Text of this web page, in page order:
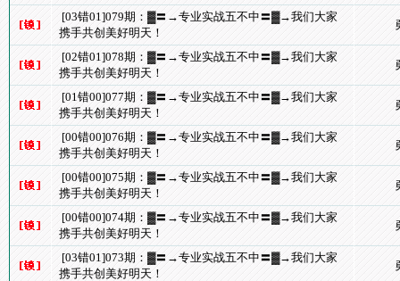
[03错01]079期：▓〓→专业实战五不中〓▓→我们大家
携手共创美好明天！
[02错01]078期：▓〓→专业实战五不中〓▓→我们大家
携手共创美好明天！
[01错00]077期：▓〓→专业实战五不中〓▓→我们大家
携手共创美好明天！
[00错00]076期：▓〓→专业实战五不中〓▓→我们大家
携手共创美好明天！
[00错00]075期：▓〓→专业实战五不中〓▓→我们大家
携手共创美好明天！
[00错00]074期：▓〓→专业实战五不中〓▓→我们大家
携手共创美好明天！
[03错01]073期：▓〓→专业实战五不中〓▓→我们大家
携手共创美好明天！